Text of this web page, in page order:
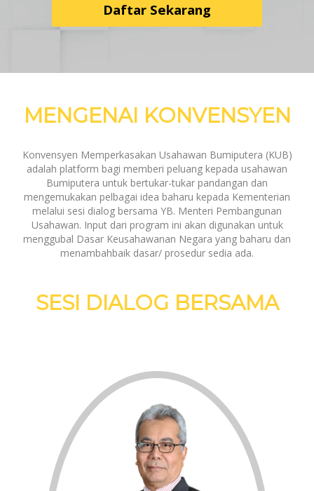
Daftar Sekarang
MENGENAI KONVENSYEN
Konvensyen Memperkasakan Usahawan Bumiputera (KUB)
adalah platform bagi memberi peluang kepada usahawan
Bumiputera untuk bertukar-tukar pandangan dan
mengemukakan pelbagai idea baharu kepada Kementerian
melalui sesi dialog bersama YB. Menteri Pembangunan
Usahawan. Input dari program ini akan digunakan untuk
menggubal Dasar Keusahawanan Negara yang baharu dan
menambahbaik dasar/ prosedur sedia ada.
SESI DIALOG BERSAMA